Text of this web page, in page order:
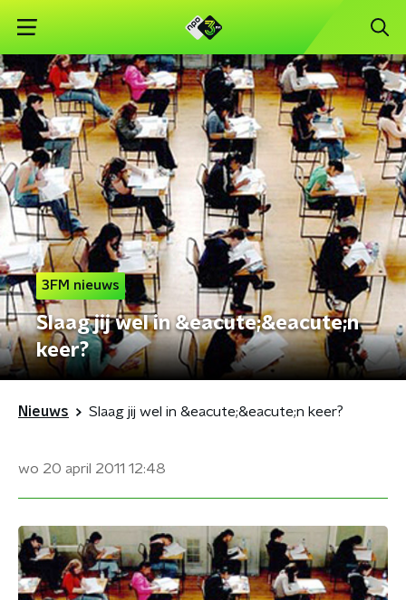
3FM nieuws
Slaag jij wel in &eacute;&eacute;n
keer?
Nieuws Slaag jij wel in &eacute;&eacute;n keer?
wo 20 april 2011 12:48